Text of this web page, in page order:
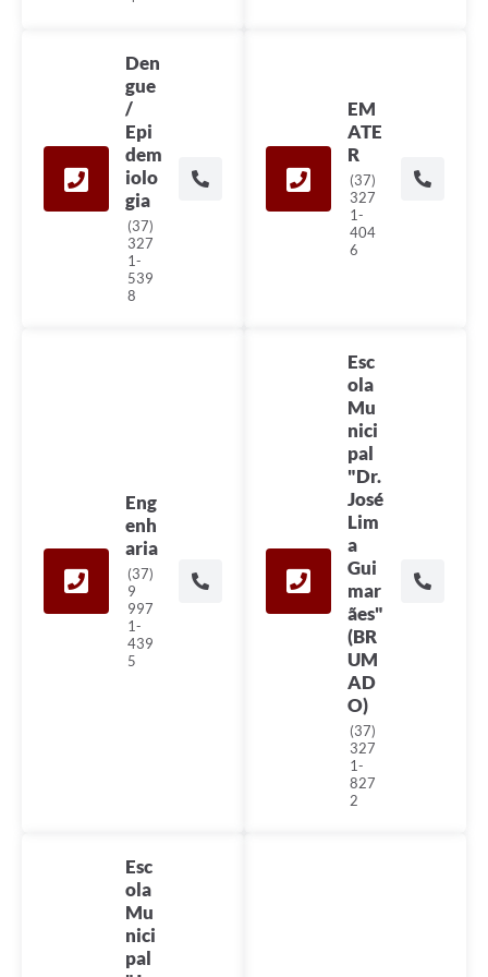
Den
gue
/
Epi
dem
iolo
gia
(37)
327
1-
539
8
EM
ATE
R
(37)
327
1-
404
6
Eng
enh
aria
(37)
9
997
1-
439
5
Esc
ola
Mu
nici
pal
"Dr.
José
Lim
a
Gui
mar
ães"
(BR
UM
AD
O)
(37)
327
1-
827
2
Esc
ola
Mu
nici
pal